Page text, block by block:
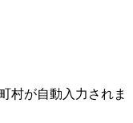
村が自動入力されま